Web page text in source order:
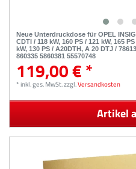
Neue Unterdruckdose für OPEL
CDTI / 118 kW, 160 PS / 121 kW, 165
kW, 130 PS / A20DTH, A 20 DTJ /
860335 5860381 55570748
119,00 € *
*inkl. ges. MwSt.zzgl.Versandkosten
Artikel